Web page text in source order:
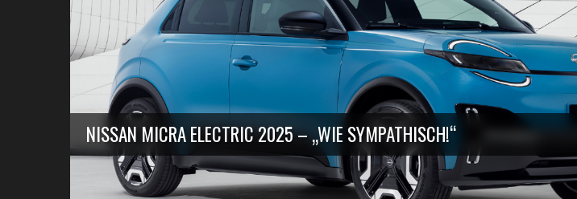
NISSAN MICRA ELECTRIC 2025 – „WIE SYMPATHISCH!“